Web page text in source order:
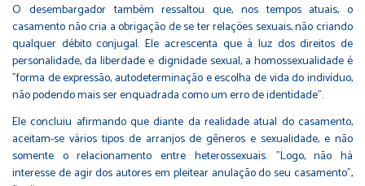
O desembargador também ressaltou que, nos tempos atuais, o
casamento não cria a obrigação de se ter relações sexuais, não criando
qualquer débito conjugal. Ele acrescenta que à luz dos direitos de
personalidade, da liberdade e dignidade sexual, a homossexualidade é
”forma de expressão, autodeterminação e escolha de vida do indivíduo,
não podendo mais ser enquadrada como um erro de identidade”.
Ele concluiu afirmando que diante da realidade atual do casamento,
aceitam-se vários tipos de arranjos de gêneros e sexualidade, e não
somente o relacionamento entre heterossexuais. ”Logo, não há
interesse de agir dos autores em pleitear anulação do seu casamento”,